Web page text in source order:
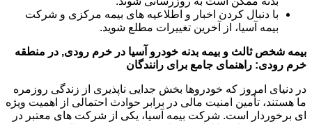
با دنبال کردن اخبار و اطلاعیه های بیمه مرکزی و شرکت
بیمه آسیا، از آخرین تغییرات مطلع شوید.
بیمه شخص ثالث و بیمه بدنه خودرو آسیا در خرم رودی, در منطقه
خرم رودی: راهنمای جامع برای رانندگان
در دنیای امروز که خودروها بخش جدایی ناپذیری از زندگی روزمره
ما هستند، تأمین امنیت مالی در برابر حوادث احتمالی از اهمیت ویژه
ای برخوردار است. شرکت بیمه آسیا، یکی از شرکت های معتبر در